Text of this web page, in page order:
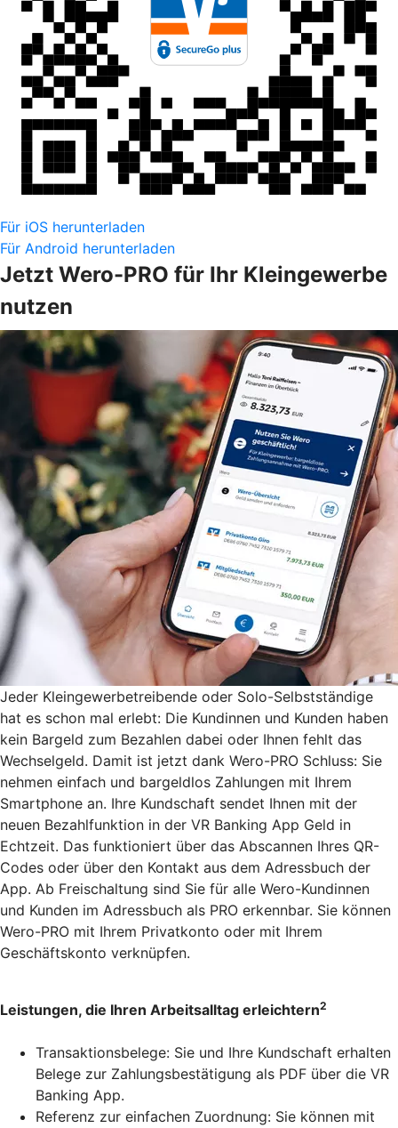
Für iOS herunterladen
Für Android herunterladen
Jetzt Wero-PRO für Ihr Kleingewerbe
nutzen
Jeder Kleingewerbetreibende oder Solo-Selbstständige
hat es schon mal erlebt: Die Kundinnen und Kunden haben
kein Bargeld zum Bezahlen dabei oder Ihnen fehlt das
Wechselgeld. Damit ist jetzt dank Wero-PRO Schluss: Sie
nehmen einfach und bargeldlos Zahlungen mit Ihrem
Smartphone an. Ihre Kundschaft sendet Ihnen mit der
neuen Bezahlfunktion in der VR Banking App Geld in
Echtzeit. Das funktioniert über das Abscannen Ihres QR-
Codes oder über den Kontakt aus dem Adressbuch der
App. Ab Freischaltung sind Sie für alle Wero-Kundinnen
und Kunden im Adressbuch als PRO erkennbar. Sie können
Wero-PRO mit Ihrem Privatkonto oder mit Ihrem
Geschäftskonto verknüpfen.
Leistungen, die Ihren Arbeitsalltag erleichtern2
Transaktionsbelege: Sie und Ihre Kundschaft erhalten
Belege zur Zahlungsbestätigung als PDF über die VR
Banking App.
Referenz zur einfachen Zuordnung: Sie können mit